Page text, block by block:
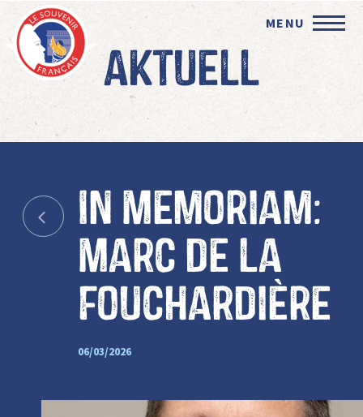
MENU
Aktuell
In Memoriam:
Marc de la
Fouchardière
06/03/2026